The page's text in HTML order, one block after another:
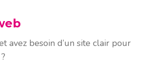
avez besoin d’un site clair pour